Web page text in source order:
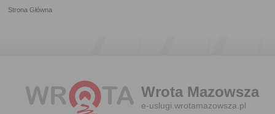
Strona Główna
Wrota Mazowsza
e-uslugi.wrotamazowsza.pl